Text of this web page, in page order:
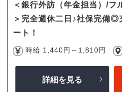
＜銀行外訪（年金担当）/フ
＞完全週休二日♪社保完備◎
ート！
時給 1,440円～1,810円
詳細を見る